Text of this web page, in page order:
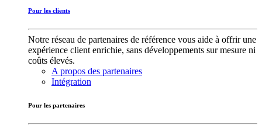
Pour les clients
Notre réseau de partenaires de référence vous aide à offrir une
expérience client enrichie, sans développements sur mesure ni
coûts élevés.
A propos des partenaires
Intégration
Pour les partenaires